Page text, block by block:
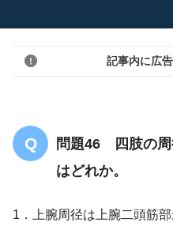
記事内に広
問題46 四肢の周
はどれか。
1．上腕周径は上腕二頭筋部